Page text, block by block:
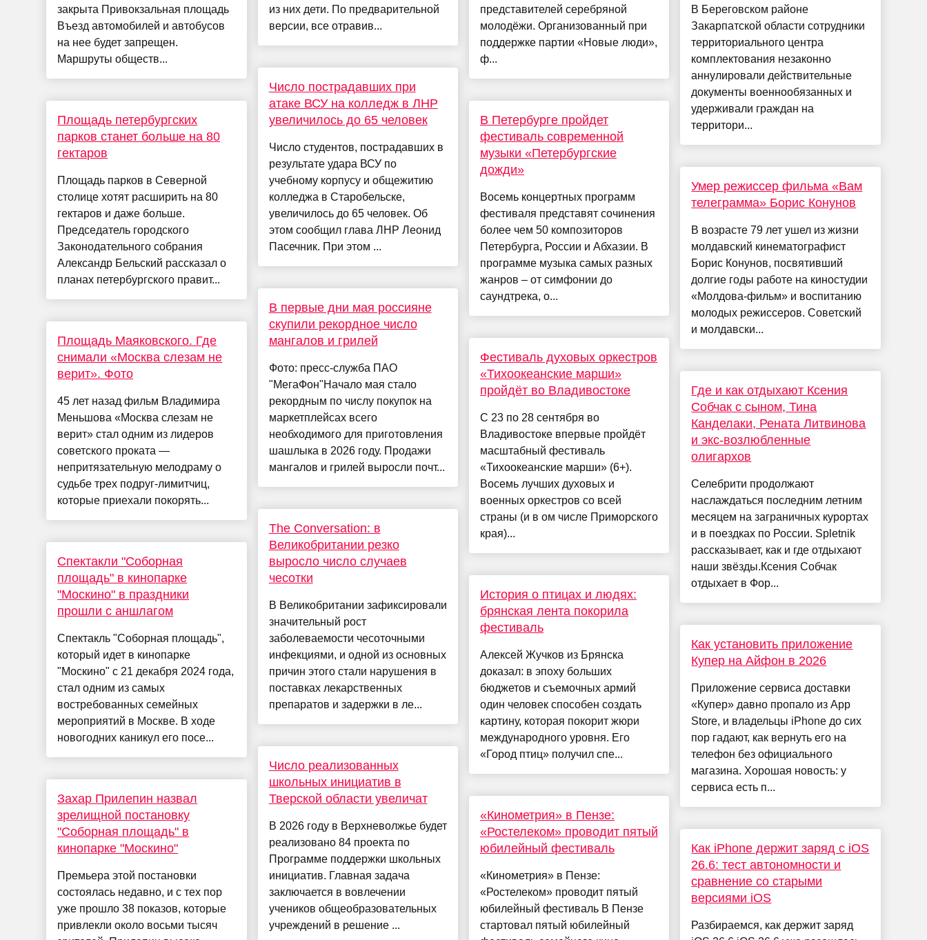
закрыта Привокзальная площадь
Въезд автомобилей и автобусов
на нее будет запрещен.
Маршруты обществ...
Площадь петербургских
парков станет больше на 80
гектаров
Площадь парков в Северной
столице хотят расширить на 80
гектаров и даже больше.
Председатель городского
Законодательного собрания
Александр Бельский рассказал о
планах петербургского правит...
Площадь Маяковского. Где
снимали «Москва слезам не
верит». Фото
45 лет назад фильм Владимира
Меньшова «Москва слезам не
верит» стал одним из лидеров
советского проката —
непритязательную мелодраму о
судьбе трех подруг-лимитчиц,
которые приехали покорять...
Спектакли "Соборная
площадь" в кинопарке
"Москино" в праздники
прошли с аншлагом
Спектакль "Соборная площадь",
который идет в кинопарке
"Москино" с 21 декабря 2024 года,
стал одним из самых
востребованных семейных
мероприятий в Москве. В ходе
новогодних каникул его посе...
Захар Прилепин назвал
зрелищной постановку
"Соборная площадь" в
кинопарке "Москино"
Премьера этой постановки
состоялась недавно, и с тех пор
уже прошло 38 показов, которые
привлекли около восьми тысяч
из них дети. По предварительной
версии, все отравив...
Число пострадавших при
атаке ВСУ на колледж в ЛНР
увеличилось до 65 человек
Число студентов, пострадавших в
результате удара ВСУ по
учебному корпусу и общежитию
колледжа в Старобельске,
увеличилось до 65 человек. Об
этом сообщил глава ЛНР Леонид
Пасечник. При этом ...
В первые дни мая россияне
скупили рекордное число
мангалов и грилей
Фото: пресс-служба ПАО
"МегаФон"Начало мая стало
рекордным по числу покупок на
маркетплейсах всего
необходимого для приготовления
шашлыка в 2026 году. Продажи
мангалов и грилей выросли почт...
The Conversation: в
Великобритании резко
выросло число случаев
чесотки
В Великобритании зафиксировали
значительный рост
заболеваемости чесоточными
инфекциями, и одной из основных
причин этого стали нарушения в
поставках лекарственных
препаратов и задержки в ле...
Число реализованных
школьных инициатив в
Тверской области увеличат
В 2026 году в Верхневолжье будет
реализовано 84 проекта по
Программе поддержки школьных
инициатив. Главная задача
заключается в вовлечении
учеников общеобразовательных
учреждений в решение ...
представителей серебряной
молодёжи. Организованный при
поддержке партии «Новые люди»,
ф...
В Петербурге пройдет
фестиваль современной
музыки «Петербургские
дожди»
Восемь концертных программ
фестиваля представят сочинения
более чем 50 композиторов
Петербурга, России и Абхазии. В
программе музыка самых разных
жанров – от симфонии до
саундтрека, о...
Фестиваль духовых оркестров
«Тихоокеанские марши»
пройдёт во Владивостоке
С 23 по 28 сентября во
Владивостоке впервые пройдёт
масштабный фестиваль
«Тихоокеанские марши» (6+).
Восемь лучших духовых и
военных оркестров со всей
страны (и в ом числе Приморского
края)...
История о птицах и людях:
брянская лента покорила
фестиваль
Алексей Жучков из Брянска
доказал: в эпоху больших
бюджетов и съемочных армий
один человек способен создать
картину, которая покорит жюри
международного уровня. Его
«Город птиц» получил спе...
«Кинометрия» в Пензе:
«Ростелеком» проводит пятый
юбилейный фестиваль
«Кинометрия» в Пензе:
«Ростелеком» проводит пятый
юбилейный фестиваль В Пензе
стартовал пятый юбилейный
В Береговском районе
Закарпатской области сотрудники
территориального центра
комплектования незаконно
аннулировали действительные
документы военнообязанных и
удерживали граждан на
территори...
Умер режиссер фильма «Вам
телеграмма» Борис Конунов
В возрасте 79 лет ушел из жизни
молдавский кинематографист
Борис Конунов, посвятивший
долгие годы работе на киностудии
«Молдова-фильм» и воспитанию
молодых режиссеров. Советский
и молдавски...
Где и как отдыхают Ксения
Собчак с сыном, Тина
Канделаки, Рената Литвинова
и экс-возлюбленные
олигархов
Селебрити продолжают
наслаждаться последним летним
месяцем на заграничных курортах
и в поездках по России. Spletnik
рассказывает, как и где отдыхают
наши звёзды.Ксения Собчак
отдыхает в Фор...
Как установить приложение
Купер на Айфон в 2026
Приложение сервиса доставки
«Купер» давно пропало из App
Store, и владельцы iPhone до сих
пор гадают, как вернуть его на
телефон без официального
магазина. Хорошая новость: у
сервиса есть п...
Как iPhone держит заряд с iOS
26.6: тест автономности и
сравнение со старыми
версиями iOS
Разбираемся, как держит заряд